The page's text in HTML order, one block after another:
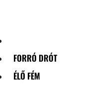
FORRÓ DRÓT
ÉLŐ FÉM